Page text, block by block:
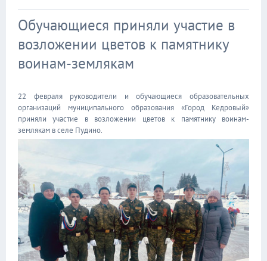
Обучающиеся приняли участие в
возложении цветов к памятнику
воинам-землякам
22 февраля руководители и обучающиеся образовательных
организаций муниципального образования «Город Кедровый»
приняли участие в возложении цветов к памятнику воинам-
землякам в селе Пудино.